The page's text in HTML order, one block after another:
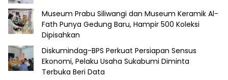
Museum Prabu Siliwangi dan Museum Keramik Al-
Fath Punya Gedung Baru, Hampir 500 Koleksi
Dipisahkan
Diskumindag-BPS Perkuat Persiapan Sensus
Ekonomi, Pelaku Usaha Sukabumi Diminta
Terbuka Beri Data